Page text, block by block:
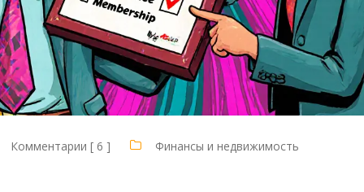
Комментарии [ 6 ] Финансы и недвижимость